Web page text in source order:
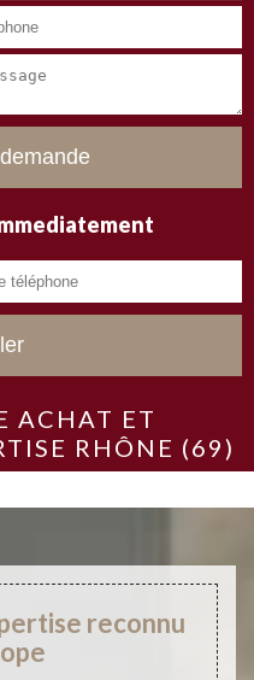
ACHAT ET
RHÔNE (69)
reconnu